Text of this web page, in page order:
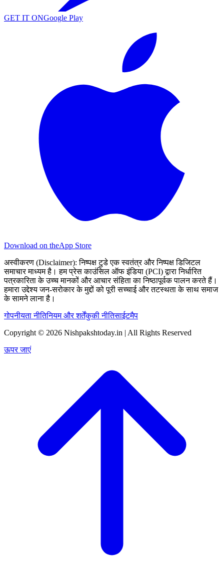
GET IT ONGoogle Play
Download on theApp Store
अस्वीकरण (Disclaimer): निष्पक्ष टुडे एक स्वतंत्र और निष्पक्ष डिजिटल
समाचार माध्यम है। हम प्रेस काउंसिल ऑफ इंडिया (PCI) द्वारा निर्धारित
पत्रकारिता के उच्च मानकों और आचार संहिता का निष्ठापूर्वक पालन करते हैं।
हमारा उद्देश्य जन-सरोकार के मुद्दों को पूरी सच्चाई और तटस्थता के साथ समाज
के सामने लाना है।
गोपनीयता नीतिनियम और शर्तेंकुकी नीतिसाईटमैप
Copyright © 2026 Nishpakshtoday.in | All Rights Reserved
ऊपर जाएं